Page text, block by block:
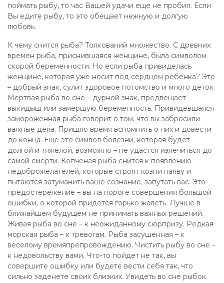
поймать рыбу, то час Вашей удачи еще не пробил. Если
Вы едите рыбу, то это обещает нежную и долгую
любовь.
К чему снится рыба? Толкований множество. С древних
времен рыба, приснившаяся женщине, была символом
скорой беременности. Но если рыба привиделась
женщине, которая уже носит под сердцем ребенка? Это
– добрый знак, сулит здоровое потомство и много деток.
Мертвая рыба во сне – дурной знак, предвещает
выкидыш или замершую беременность. Привидевшаяся
замороженная рыба говорит о том, что вы забросили
важные дела. Пришло время вспомнить о них и довести
до конца. Еще это символ болезни, которая будет
долгой и тяжелой, возможно – не удастся излечиться до
самой смерти. Копченая рыба снится к появлению
недоброжелателей, которые строят козни наяву и
пытаются затуманить ваше сознание, запутать вас. Это
предостережение – вы на пороге совершения большой
ошибки, о которой придется горько жалеть. Лучше в
ближайшем будущем не принимать важных решений.
Живая рыба во сне – к неожиданному сюрпризу. Редкая
морская рыба – к тревогам. Рыба засушенная – к
веселому времяпрепровождению. Чистить рыбу во сне –
к недовольству вами. Что-то пойдет не так, вы
совершите ошибку или будете вести себя так, что
сильно заденете своих близких. Увидеть во сне рыбок